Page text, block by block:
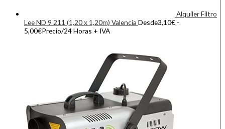
Alquiler Filtro
Lee ND 9 211 (1,20 x 1,20m) Valencia Desde3,10€ -
5,00€Precio/24 Horas + IVA